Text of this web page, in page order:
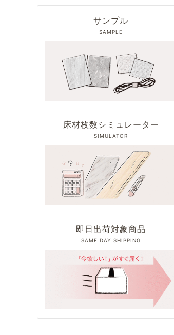
サンプル
SAMPLE
床材枚数シミュレーター
SIMULATOR
即日出荷対象商品
SAME DAY SHIPPING